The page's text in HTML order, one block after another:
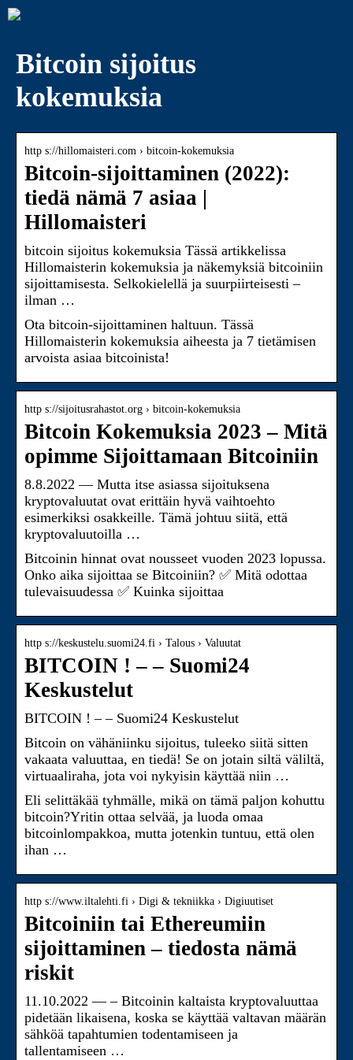
Bitcoin sijoitus
kokemuksia
http s://hillomaisteri.com › bitcoin-kokemuksia
Bitcoin-sijoittaminen (2022):
tiedä nämä 7 asiaa |
Hillomaisteri
bitcoin sijoitus kokemuksia Tässä artikkelissa
Hillomaisterin kokemuksia ja näkemyksiä bitcoiniin
sijoittamisesta. Selkokielellä ja suurpiirteisesti –
ilman …
Ota bitcoin-sijoittaminen haltuun. Tässä
Hillomaisterin kokemuksia aiheesta ja 7 tietämisen
arvoista asiaa bitcoinista!
http s://sijoitusrahastot.org › bitcoin-kokemuksia
Bitcoin Kokemuksia 2023 – Mitä
opimme Sijoittamaan Bitcoiniin
8.8.2022 — Mutta itse asiassa sijoituksena
kryptovaluutat ovat erittäin hyvä vaihtoehto
esimerkiksi osakkeille. Tämä johtuu siitä, että
kryptovaluutoilla …
Bitcoinin hinnat ovat nousseet vuoden 2023 lopussa.
Onko aika sijoittaa se Bitcoiniin? ✅ Mitä odottaa
tulevaisuudessa ✅ Kuinka sijoittaa
http s://keskustelu.suomi24.fi › Talous › Valuutat
BITCOIN ! – – Suomi24
Keskustelut
BITCOIN ! – – Suomi24 Keskustelut
Bitcoin on vähäniinku sijoitus, tuleeko siitä sitten
vakaata valuuttaa, en tiedä! Se on jotain siltä väliltä,
virtuaaliraha, jota voi nykyisin käyttää niin …
Eli selittäkää tyhmälle, mikä on tämä paljon kohuttu
bitcoin?Yritin ottaa selvää, ja luoda omaa
bitcoinlompakkoa, mutta jotenkin tuntuu, että olen
ihan …
http s://www.iltalehti.fi › Digi & tekniikka › Digiuutiset
Bitcoiniin tai Ethereumiin
sijoittaminen – tiedosta nämä
riskit
11.10.2022 — – Bitcoinin kaltaista kryptovaluuttaa
pidetään likaisena, koska se käyttää valtavan määrän
sähköä tapahtumien todentamiseen ja
tallentamiseen …